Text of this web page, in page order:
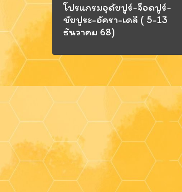
โปรแกรมอุดัยปูร์-จ็อดปูร์-
ชัยปูระ-อัครา-เดลี ( 5-13
ธันวาคม 68)